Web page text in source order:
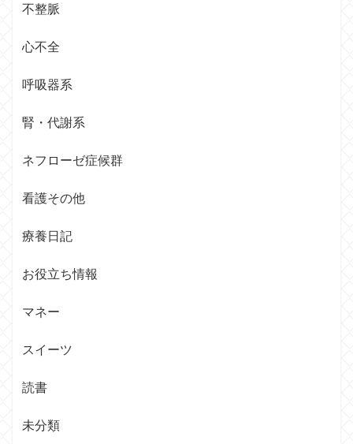
不整脈
心不全
呼吸器系
腎・代謝系
ネフローゼ症候群
看護その他
療養日記
お役立ち情報
マネー
スイーツ
読書
未分類